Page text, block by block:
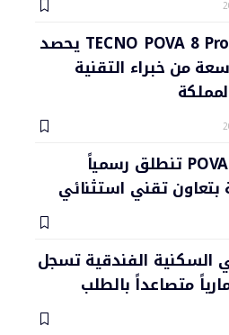
هاتف TECNO POVA 8 Pro 5G يحصد
من خبراء التقنية
سلسلة POVA 8 تنطلق رسمياً
بتعاون تقني استثنائي
السكنية الفندقية تسجل
متصاعداً بالطلب